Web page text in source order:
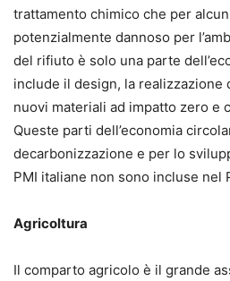
trattamento chimico che per
potenzialmente dannoso per
del rifiuto è solo una parte
include il design, la realizzazione
nuovi materiali ad impatto zero e
Queste parti dell’economia
decarbonizzazione e per lo
PMI italiane non sono incluse nel
Agricoltura
Il comparto agricolo è il grande